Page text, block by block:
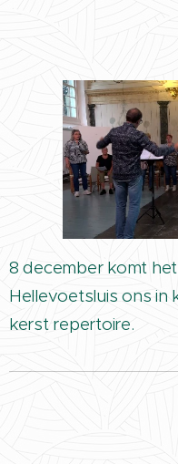
8 december komt
Hellevoetsluis ons in
kerst repertoire.